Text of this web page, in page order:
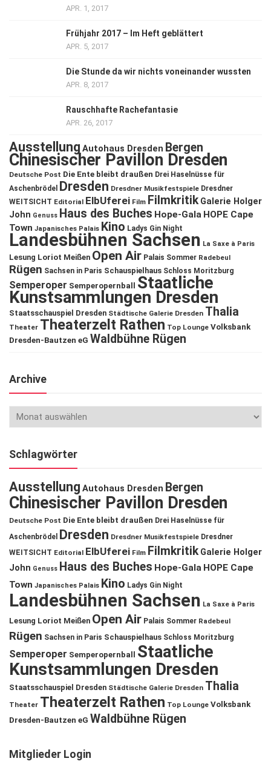
APR. 1, 2017
Frühjahr 2017 – Im Heft geblättert
APR. 5, 2017
Die Stunde da wir nichts voneinander wussten
APR. 8, 2017
Rauschhafte Rachefantasie
APR. 26, 2017
Ausstellung Autohaus Dresden Bergen
Chinesischer Pavillon Dresden
Deutsche Post Die Ente bleibt draußen Drei Haselnüsse für
Aschenbrödel
Dresden Dresdner Musikfestspiele Dresdner
WEITSICHT Editorial ElbUferei Film Filmkritik Galerie Holger
John Genuss Haus des Buches Hope-Gala HOPE Cape
Town Japanisches Palais Kino Ladys Gin Night
Landesbühnen Sachsen La Saxe à Paris
Lesung Loriot Meißen Open Air Palais Sommer Radebeul
Rügen Sachsen in Paris Schauspielhaus Schloss Moritzburg
Semperoper Semperopernball Staatliche
Kunstsammlungen Dresden
Staatsschauspiel Dresden Städtische Galerie Dresden Thalia
Theater Theaterzelt Rathen Top Lounge Volksbank
Dresden-Bautzen eG Waldbühne Rügen
Archive
Schlagwörter
Ausstellung Autohaus Dresden Bergen
Chinesischer Pavillon Dresden
Deutsche Post Die Ente bleibt draußen Drei Haselnüsse für
Aschenbrödel
Dresden Dresdner Musikfestspiele Dresdner
WEITSICHT Editorial ElbUferei Film Filmkritik Galerie Holger
John Genuss Haus des Buches Hope-Gala HOPE Cape
Town Japanisches Palais Kino Ladys Gin Night
Landesbühnen Sachsen La Saxe à Paris
Lesung Loriot Meißen Open Air Palais Sommer Radebeul
Rügen Sachsen in Paris Schauspielhaus Schloss Moritzburg
Semperoper Semperopernball
Staatliche
Kunstsammlungen Dresden
Staatsschauspiel Dresden Städtische Galerie Dresden Thalia
Theater Theaterzelt Rathen Top Lounge Volksbank
Dresden-Bautzen eG Waldbühne Rügen
Mitglieder Login